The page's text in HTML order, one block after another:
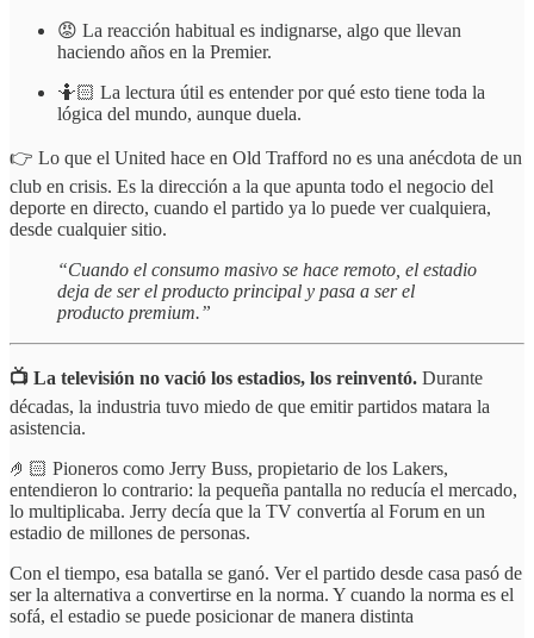
😡 La reacción habitual es indignarse, algo que llevan
haciendo años en la Premier.
🤷🏻 La lectura útil es entender por qué esto tiene toda la
lógica del mundo, aunque duela.
👉 Lo que el United hace en Old Trafford no es una anécdota de un
club en crisis. Es la dirección a la que apunta todo el negocio del
deporte en directo, cuando el partido ya lo puede ver cualquiera,
desde cualquier sitio.
“Cuando el consumo masivo se hace remoto, el estadio
deja de ser el producto principal y pasa a ser el
producto premium.”
📺 La televisión no vació los estadios, los reinventó. Durante
décadas, la industria tuvo miedo de que emitir partidos matara la
asistencia.
🤌🏻 Pioneros como Jerry Buss, propietario de los Lakers,
entendieron lo contrario: la pequeña pantalla no reducía el mercado,
lo multiplicaba. Jerry decía que la TV convertía al Forum en un
estadio de millones de personas.
Con el tiempo, esa batalla se ganó. Ver el partido desde casa pasó de
ser la alternativa a convertirse en la norma. Y cuando la norma es el
sofá, el estadio se puede posicionar de manera distinta